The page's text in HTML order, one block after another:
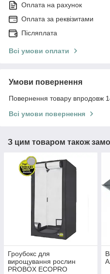
Оплата на рахунок
Оплата за реквізитами
Післяплата
Всі умови оплати
Умови повернення
Повернення товару впродовж
Всі умови повернення
З цим товаром також
Гроубокс для
вирощування рослин
PROBOX ECOPRO